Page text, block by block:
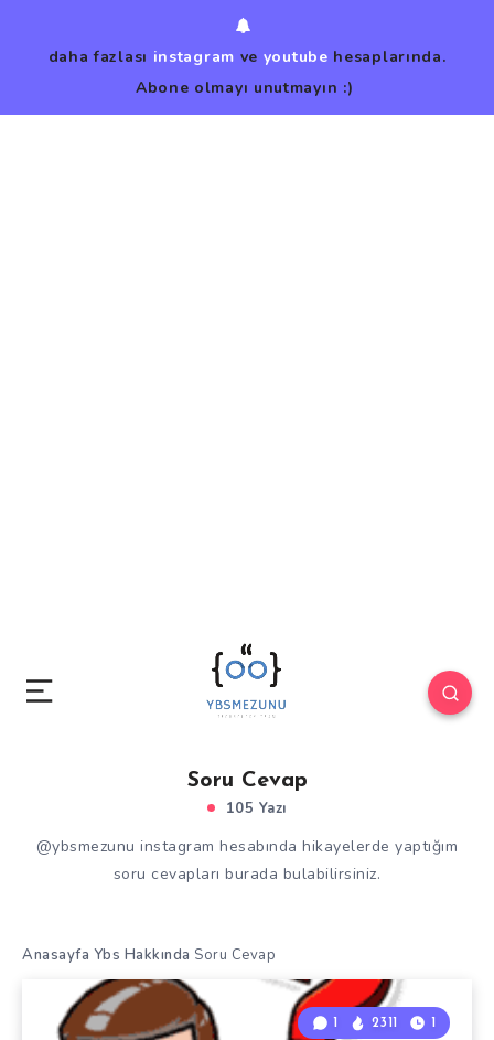
daha fazlası instagram ve youtube hesaplarında.
Abone olmayı unutmayın :)
Soru Cevap
105 Yazı
@ybsmezunu instagram hesabında hikayelerde yaptığım
soru cevapları burada bulabilirsiniz.
Anasayfa Ybs Hakkında Soru Cevap
1 2311 1